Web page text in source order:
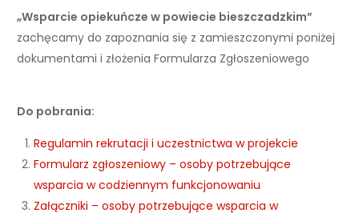
„Wsparcie opiekuńcze w powiecie bieszczadzkim”
zachęcamy do zapoznania się z zamieszczonymi poniżej
dokumentami i złożenia Formularza Zgłoszeniowego
Do pobrania:
Regulamin rekrutacji i uczestnictwa w projekcie
Formularz zgłoszeniowy – osoby potrzebujące
wsparcia w codziennym funkcjonowaniu
Załączniki – osoby potrzebujące wsparcia w